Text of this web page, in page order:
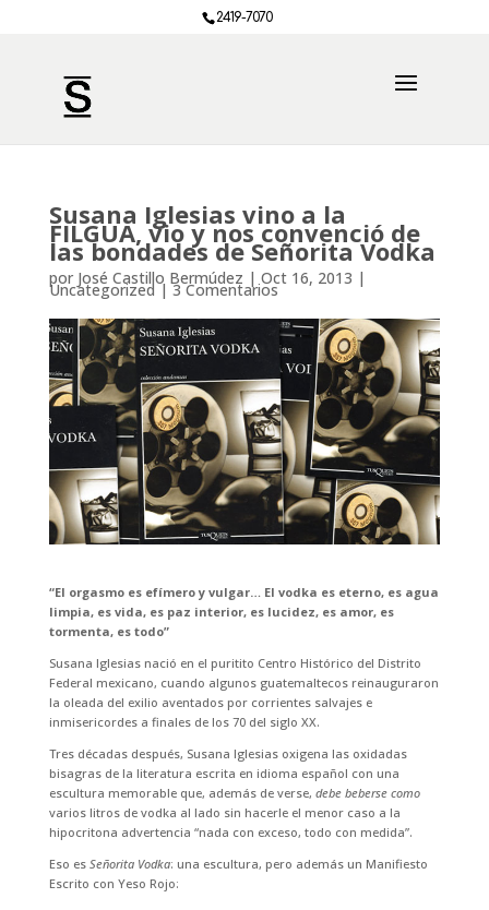
2419-7070
Susana Iglesias vino a la
FILGUA, vio y nos convenció de
las bondades de Señorita Vodka
por José Castillo Bermúdez | Oct 16, 2013 |
Uncategorized|3 Comentarios
“El orgasmo es efímero y vulgar… El vodka es eterno, es agua
limpia, es vida, es paz interior, es lucidez, es amor, es
tormenta, es todo”
Susana Iglesias nació en el puritito Centro Histórico del Distrito
Federal mexicano, cuando algunos guatemaltecos reinauguraron
la oleada del exilio aventados por corrientes salvajes e
inmisericordes a finales de los 70 del siglo XX.
Tres décadas después, Susana Iglesias oxigena las oxidadas
bisagras de la literatura escrita en idioma español con una
escultura memorable que, además de verse, debe beberse como
varios litros de vodka al lado sin hacerle el menor caso a la
hipocritona advertencia “nada con exceso, todo con medida”.
Eso es Señorita Vodka: una escultura, pero además un Manifiesto
Escrito con Yeso Rojo: